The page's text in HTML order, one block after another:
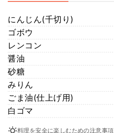
にんじん(千切り)
ゴボウ
レンコン
醤油
砂糖
みりん
ごま油(仕上げ用)
白ゴマ
料理を安全に楽しむための注意事項